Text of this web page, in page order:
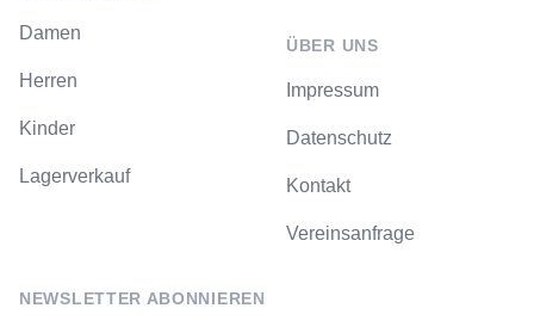
Damen
Herren
Kinder
Lagerverkauf
ÜBER UNS
Impressum
Datenschutz
Kontakt
Vereinsanfrage
NEWSLETTER ABONNIEREN